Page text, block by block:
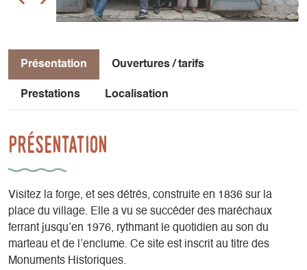
Présentation Ouvertures / tarifs
Prestations Localisation
Présentation
Visitez la forge, et ses détrés, construite en 1836 sur la
place du village. Elle a vu se succéder des maréchaux
ferrant jusqu’en 1976, rythmant le quotidien au son du
marteau et de l’enclume. Ce site est inscrit au titre des
Monuments Historiques.